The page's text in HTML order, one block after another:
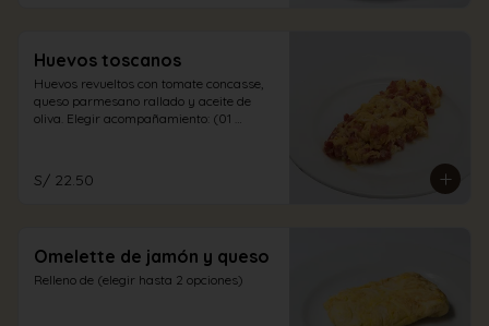
Huevos toscanos
Huevos revueltos con tomate concasse,
queso parmesano rallado y aceite de
oliva. Elegir acompañamiento: (01
S/ 22.50
Omelette de jamón y queso
Relleno de (elegir hasta 2 opciones)